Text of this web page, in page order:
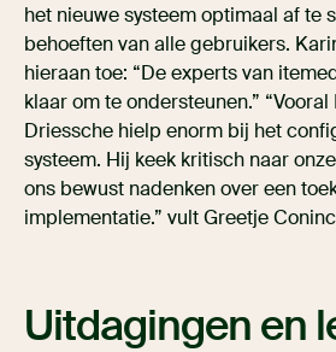
het nieuwe systeem optimaal af te
behoeften van alle gebruikers.
hieraan toe: “De experts van
klaar om te ondersteunen.” “Vooral
Driessche hielp enorm bij het
systeem. Hij keek kritisch naar
ons bewust nadenken over een
implementatie.” vult Greetje
Uitdagingen en